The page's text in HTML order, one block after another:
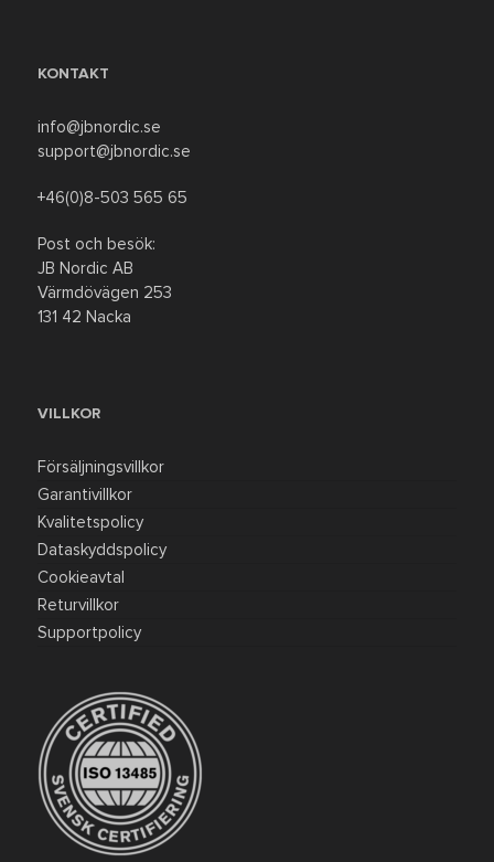
KONTAKT
info@jbnordic.se
support@jbnordic.se
+46(0)8-503 565 65
Post och besök:
JB Nordic AB
Värmdövägen 253
131 42 Nacka
VILLKOR
Försäljningsvillkor
Garantivillkor
Kvalitetspolicy
Dataskyddspolicy
Cookieavtal
Returvillkor
Supportpolicy